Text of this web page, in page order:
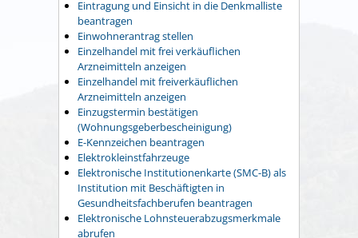
Eintragung und Einsicht in die Denkmalliste
beantragen
Einwohnerantrag stellen
Einzelhandel mit frei verkäuflichen
Arzneimitteln anzeigen
Einzelhandel mit freiverkäuflichen
Arzneimitteln anzeigen
Einzugstermin bestätigen
(Wohnungsgeberbescheinigung)
E-Kennzeichen beantragen
Elektrokleinstfahrzeuge
Elektronische Institutionenkarte (SMC-B) als
Institution mit Beschäftigten in
Gesundheitsfachberufen beantragen
Elektronische Lohnsteuerabzugsmerkmale
abrufen